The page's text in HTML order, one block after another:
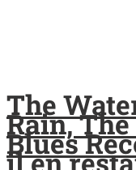
The
Rain, The
Blues
il en